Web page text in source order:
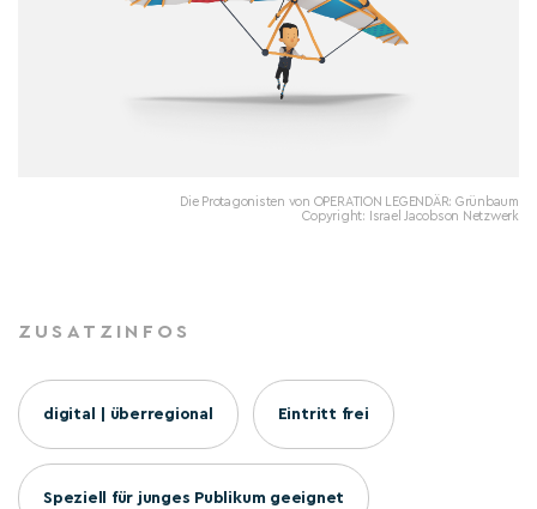
Die Protagonisten von OPERATION LEGENDÄR: Grünbaum
Copyright: Israel Jacobson Netzwerk
ZUSATZINFOS
digital | überregional Eintritt frei
Speziell für junges Publikum geeignet